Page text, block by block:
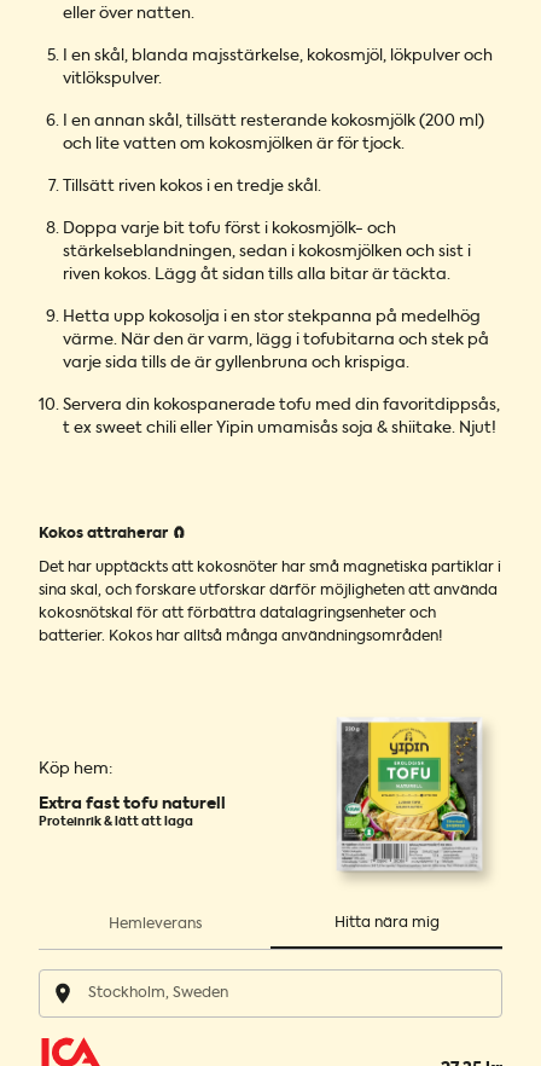
eller över natten.
I en skål, blanda majsstärkelse, kokosmjöl, lökpulver och
vitlökspulver.
I en annan skål, tillsätt resterande kokosmjölk (200 ml)
och lite vatten om kokosmjölken är för tjock.
Tillsätt riven kokos i en tredje skål.
Doppa varje bit tofu först i kokosmjölk- och
stärkelseblandningen, sedan i kokosmjölken och sist i
riven kokos. Lägg åt sidan tills alla bitar är täckta.
Hetta upp kokosolja i en stor stekpanna på medelhög
värme. När den är varm, lägg i tofubitarna och stek på
varje sida tills de är gyllenbruna och krispiga.
Servera din kokospanerade tofu med din favoritdippsås,
t ex sweet chili eller Yipin umamisås soja & shiitake. Njut!
Kokos attraherar 🧲
Det har upptäckts att kokosnöter har små magnetiska partiklar i
sina skal, och forskare utforskar därför möjligheten att använda
kokosnötskal för att förbättra datalagringsenheter och
batterier. Kokos har alltså många användningsområden!
Köp hem:
Extra fast tofu naturell
Proteinrik & lätt att laga
Hemleverans Hitta nära mig